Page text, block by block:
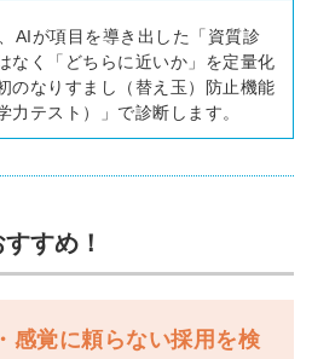
AIが項目を導き出した「資質診
なく「どちらに近いか」を定量化
のなりすまし（替え玉）防止機能
テスト）」で診断します。
すめ！
感覚に頼らない採用を検